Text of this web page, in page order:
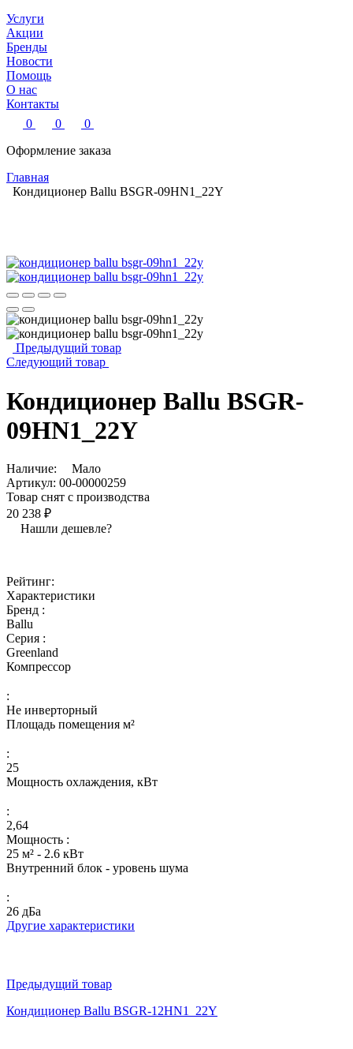
Услуги
Акции
Бренды
Новости
Помощь
О нас
Контакты
0
0
0
Оформление заказа
Главная
Кондиционер Ballu BSGR-09HN1_22Y
Предыдущий товар
Следующий товар
Кондиционер Ballu BSGR-
09HN1_22Y
Наличие:
Мало
Артикул: 00-00000259
Товар снят с производства
20 238 ₽
Нашли дешевле?
Рейтинг:
Характеристики
Бренд :
Ballu
Серия :
Greenland
Компрессор
:
Не инверторный
Площадь помещения м²
:
25
Мощность охлаждения, кВт
:
2,64
Мощность :
25 м² - 2.6 кВт
Внутренний блок - уровень шума
:
26 дБа
Другие характеристики
Предыдущий товар
Кондиционер Ballu BSGR-12HN1_22Y